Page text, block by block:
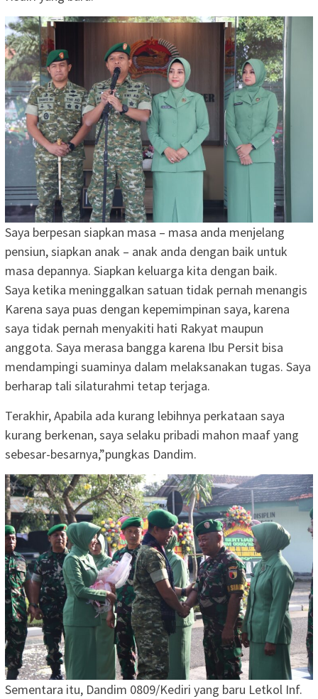
Saya berpesan siapkan masa – masa anda menjelang
pensiun, siapkan anak – anak anda dengan baik untuk
masa depannya. Siapkan keluarga kita dengan baik.
Saya ketika meninggalkan satuan tidak pernah menangis
Karena saya puas dengan kepemimpinan saya, karena
saya tidak pernah menyakiti hati Rakyat maupun
anggota. Saya merasa bangga karena Ibu Persit bisa
mendampingi suaminya dalam melaksanakan tugas. Saya
berharap tali silaturahmi tetap terjaga.
Terakhir, Apabila ada kurang lebihnya perkataan saya
kurang berkenan, saya selaku pribadi mahon maaf yang
sebesar-besarnya,”pungkas Dandim.
Sementara itu, Dandim 0809/Kediri yang baru Letkol Inf.